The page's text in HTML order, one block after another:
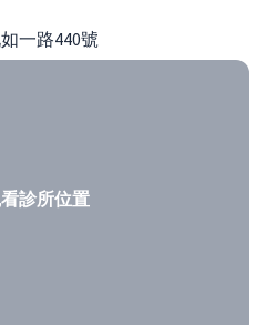
一路440號
診所位置